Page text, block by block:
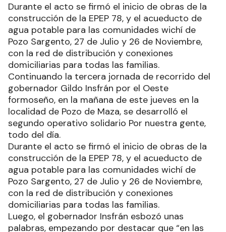
Durante el acto se firmó el inicio de obras de la
construcción de la EPEP 78, y el acueducto de
agua potable para las comunidades wichí de
Pozo Sargento, 27 de Julio y 26 de Noviembre,
con la red de distribución y conexiones
domiciliarias para todas las familias.
Continuando la tercera jornada de recorrido del
gobernador Gildo Insfrán por el Oeste
formoseño, en la mañana de este jueves en la
localidad de Pozo de Maza, se desarrolló el
segundo operativo solidario Por nuestra gente,
todo del día.
Durante el acto se firmó el inicio de obras de la
construcción de la EPEP 78, y el acueducto de
agua potable para las comunidades wichí de
Pozo Sargento, 27 de Julio y 26 de Noviembre,
con la red de distribución y conexiones
domiciliarias para todas las familias.
Luego, el gobernador Insfrán esbozó unas
palabras, empezando por destacar que “en las